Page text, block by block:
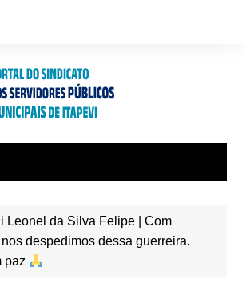
Leonel da Silva Felipe | Com
despedimos dessa guerreira.
paz